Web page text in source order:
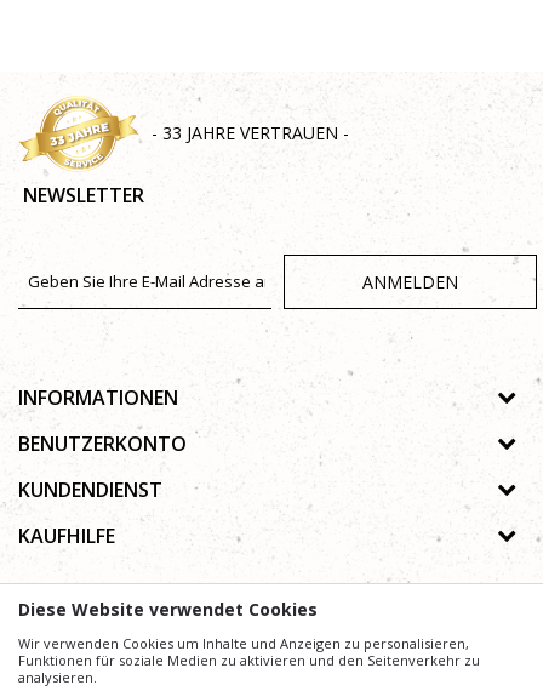
- 33 JAHRE VERTRAUEN -
NEWSLETTER
ANMELDEN
INFORMATIONEN
Über uns
Geschäfte
Zusammenarbeit
BENUTZERKONTO
Registrierungsanweisungen
Passwort vergessen
KUNDENDIENST
Datenschutz-Bestimmungen
Nutzungsbedingungen
KAUFHILFE
Häufig gestellte Fragen
Wir geben unsMühe,die Beschreibung von Produkten, Anzeige von Bildern und
Preise präzise und Profesionell wie möglich zu gestalten. Wir können jedoch nicht
garantieren, dass alle Informationen vollständig und fehlerfrei sind.
Diese Website verwendet Cookies
Wir verwenden Cookies um Inhalte und Anzeigen zu personalisieren,
Funktionen für soziale Medien zu aktivieren und den Seitenverkehr zu
analysieren.